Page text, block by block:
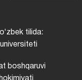
tilida:
boshqaruvi